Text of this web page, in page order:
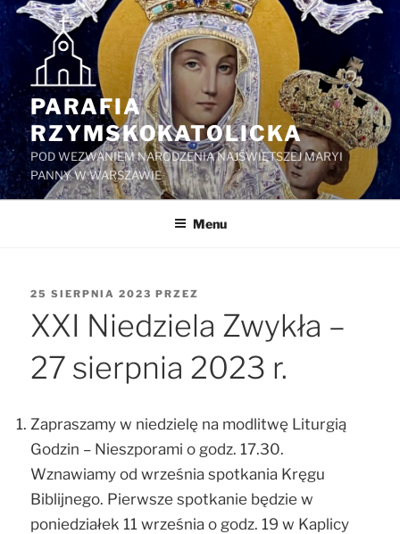
Przejdź
treści
PARAFIA
RZYMSKOKATOLICKA
POD WEZWANIEM NARODZENIA NAJŚWIĘTSZEJ MARYI
PANNY W WARSZAWIE
Menu
OPUBLIKOWANE
25 SIERPNIA 2023 PRZEZ
XXI Niedziela Zwykła –
27 sierpnia 2023 r.
Zapraszamy w niedzielę na modlitwę Liturgią
Godzin – Nieszporami o godz. 17.30.
Wznawiamy od września spotkania Kręgu
Biblijnego. Pierwsze spotkanie będzie w
poniedziałek 11 września o godz. 19 w Kaplicy